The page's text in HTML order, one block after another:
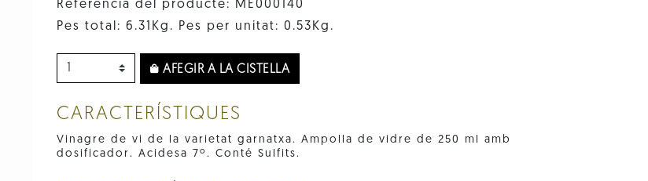
Referència del producte: ME000140
Pes total: 6.31Kg. Pes per unitat: 0.53Kg.
AFEGIR A LA CISTELLA
CARACTERÍSTIQUES
Vinagre de vi de la varietat garnatxa. Ampolla de vidre de 250 ml amb
dosificador. Acidesa 7º. Conté Sulfits.